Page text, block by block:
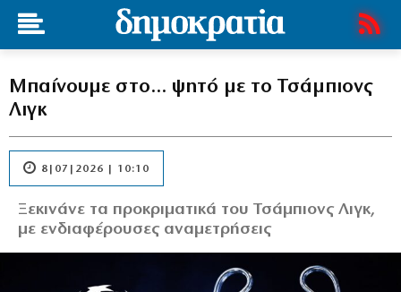
Μπαίνουμε στο… ψητό με το Τσάμπιονς
Λιγκ
8|07|2026 | 10:10
Ξεκινάνε τα προκριματικά του Τσάμπιονς Λιγκ,
με ενδιαφέρουσες αναμετρήσεις